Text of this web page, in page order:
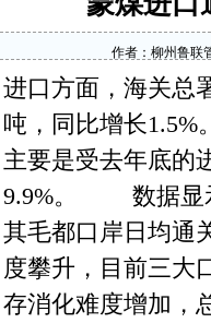
作者：柳州鲁联
进口方面，海关总
吨，同比增长1.5%
主要是受去年底的
9.9%。 数据显示
其毛都口岸日均通
度攀升，目前三大
存消化难度增加，